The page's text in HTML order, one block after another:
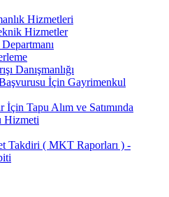
Hizmetleri
Hizmetler
Danışmanlığı
İçin Gayrimenkul
İçin Tapu Alım ve Satımında
Hizmeti
Takdiri ( MKT Raporları ) -